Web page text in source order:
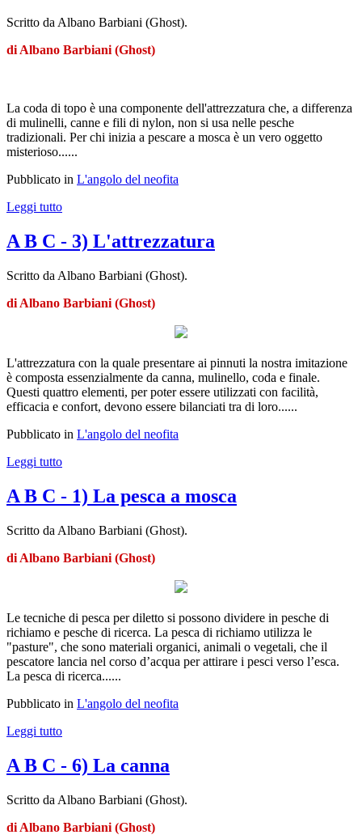
Scritto da Albano Barbiani (Ghost).
di Albano Barbiani (Ghost)
La coda di topo è una componente dell'attrezzatura che, a differenza
di mulinelli, canne e fili di nylon, non si usa nelle pesche
tradizionali. Per chi inizia a pescare a mosca è un vero oggetto
misterioso......
Pubblicato in L'angolo del neofita
Leggi tutto
A B C - 3) L'attrezzatura
Scritto da Albano Barbiani (Ghost).
di Albano Barbiani (Ghost)
L'attrezzatura con la quale presentare ai pinnuti la nostra imitazione
è composta essenzialmente da canna, mulinello, coda e finale.
Questi quattro elementi, per poter essere utilizzati con facilità,
efficacia e confort, devono essere bilanciati tra di loro......
Pubblicato in L'angolo del neofita
Leggi tutto
A B C - 1) La pesca a mosca
Scritto da Albano Barbiani (Ghost).
di Albano Barbiani (Ghost)
Le tecniche di pesca per diletto si possono dividere in pesche di
richiamo e pesche di ricerca. La pesca di richiamo utilizza le
"pasture", che sono materiali organici, animali o vegetali, che il
pescatore lancia nel corso d’acqua per attirare i pesci verso l’esca.
La pesca di ricerca......
Pubblicato in L'angolo del neofita
Leggi tutto
A B C - 6) La canna
Scritto da Albano Barbiani (Ghost).
di Albano Barbiani (Ghost)